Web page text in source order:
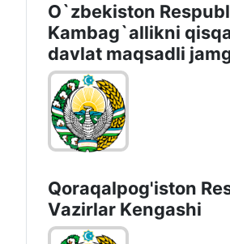
O`zbekiston
Kambag`allikni
davlat maqsadli
Qoraqalpog'iston
Vаzirlаr Kеngаshi